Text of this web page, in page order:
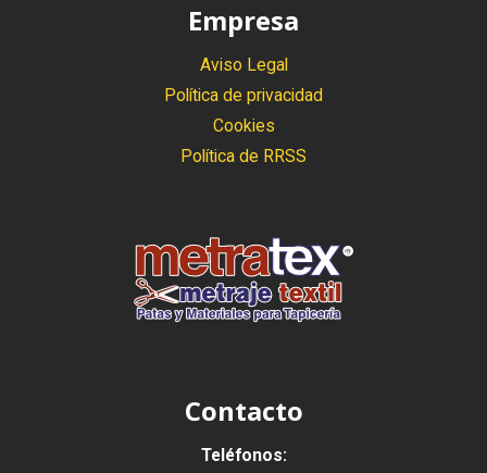
Empresa
Aviso Legal
Política de privacidad
Cookies
Política de RRSS
Contacto
Teléfonos: